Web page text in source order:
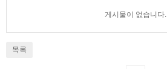
게시물이 없습니다.
목록